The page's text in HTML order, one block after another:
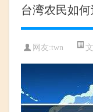
台湾农民如
网友:twn